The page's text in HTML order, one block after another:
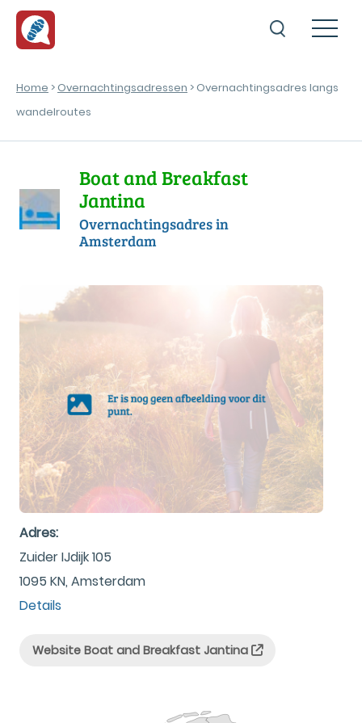
Home >Overnachtingsadressen > Overnachtingsadres langs
wandelroutes
Boat and Breakfast
Jantina
Overnachtingsadres in
Amsterdam
Adres:
Zuider IJdijk 105
1095 KN, Amsterdam
Details
Website Boat and Breakfast Jantina